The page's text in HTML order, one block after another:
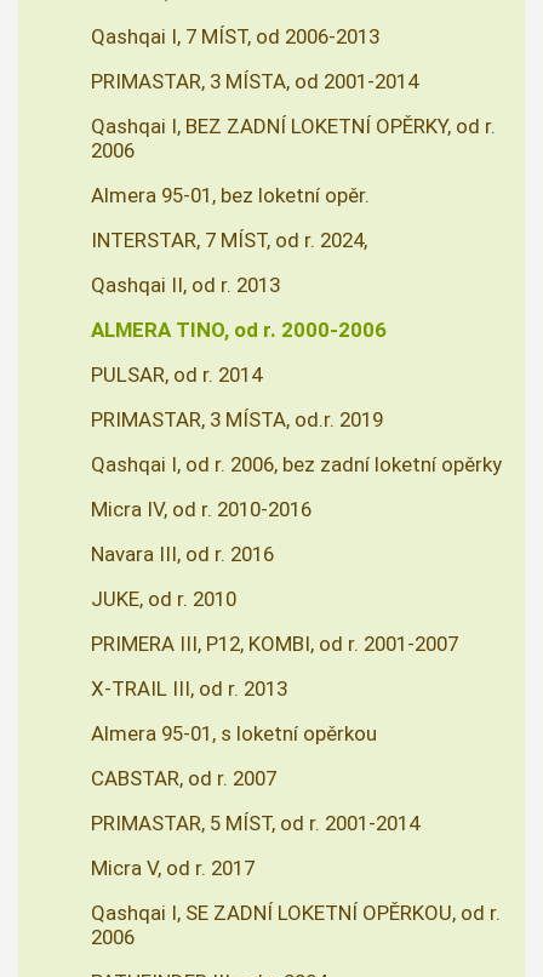
Qashqai I, 7 MÍST, od 2006-2013
PRIMASTAR, 3 MÍSTA, od 2001-2014
Qashqai I, BEZ ZADNÍ LOKETNÍ OPĚRKY, od r.
2006
Almera 95-01, bez loketní opěr.
INTERSTAR, 7 MÍST, od r. 2024,
Qashqai II, od r. 2013
ALMERA TINO, od r. 2000-2006
PULSAR, od r. 2014
PRIMASTAR, 3 MÍSTA, od.r. 2019
Qashqai I, od r. 2006, bez zadní loketní opěrky
Micra IV, od r. 2010-2016
Navara III, od r. 2016
JUKE, od r. 2010
PRIMERA III, P12, KOMBI, od r. 2001-2007
X-TRAIL III, od r. 2013
Almera 95-01, s loketní opěrkou
CABSTAR, od r. 2007
PRIMASTAR, 5 MÍST, od r. 2001-2014
Micra V, od r. 2017
Qashqai I, SE ZADNÍ LOKETNÍ OPĚRKOU, od r.
2006